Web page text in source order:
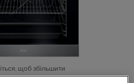
щоб збільшити